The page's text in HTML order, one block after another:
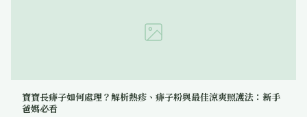
寶寶長痱子如何處理？解析熱疹、痱子粉與最佳涼爽照護法：新手
爸媽必看